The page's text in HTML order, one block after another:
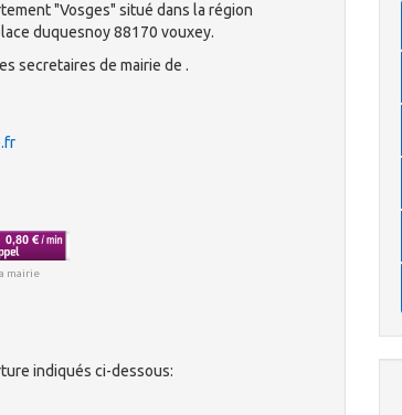
"Vosges" situé dans la région
duquesnoy 88170 vouxey.
secretaires de mairie de .
mairie
indiqués ci-dessous: